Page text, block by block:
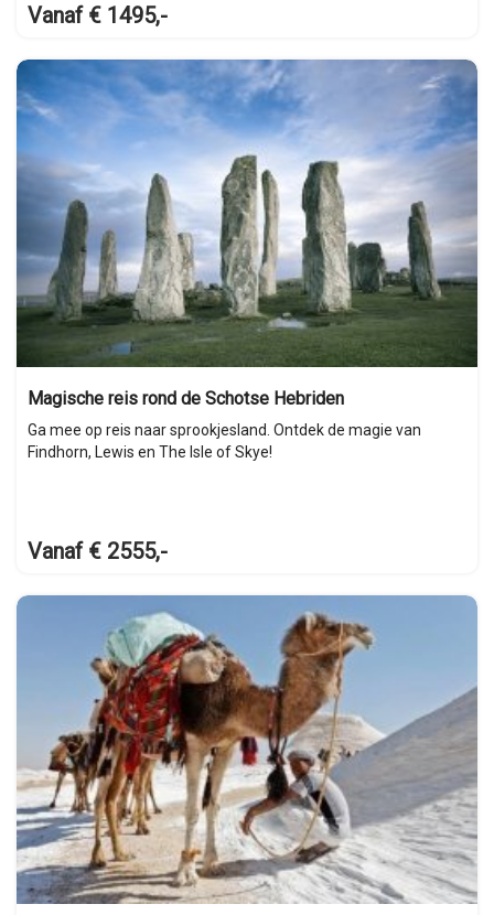
Vanaf € 1495,-
Magische reis rond de Schotse Hebriden
Ga mee op reis naar sprookjesland. Ontdek de magie van
Findhorn, Lewis en The Isle of Skye!
Vanaf € 2555,-